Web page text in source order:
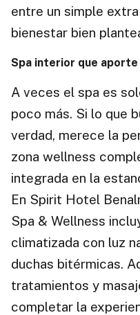
entre un simple
bienestar bien
Spa interior que aporte
A veces el spa es
poco más. Si lo que
verdad, merece la
zona wellness
integrada en la
En Spirit Hotel
Spa & Wellness
climatizada con luz
duchas bitérmicas.
tratamientos y
completar la